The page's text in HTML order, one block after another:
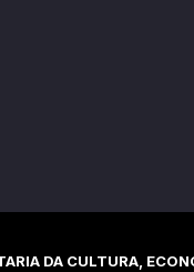
DA CULTURA,